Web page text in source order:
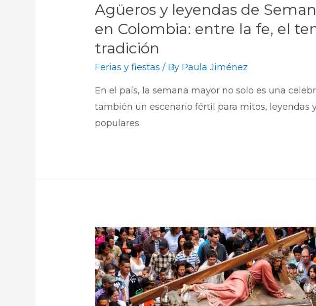
Agüeros y leyendas de
en Colombia: entre la fe, el
tradición
Ferias y fiestas / By Paula Jiménez
En el país, la semana mayor no solo es una
también un escenario fértil para mitos, leyendas
populares.